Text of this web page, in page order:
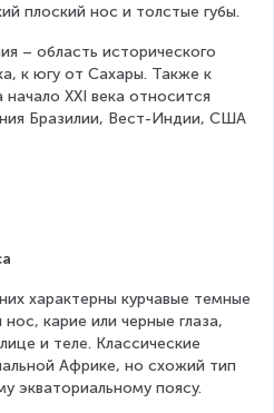
плоский нос и толстые губы.
– область исторического
к югу от Сахары. Также к
XXI века относится
Бразилии, Вест-Индии, США
характерны курчавые темные
карие или черные глаза,
и теле. Классические
Африке, но схожий тип
экваториальному поясу.